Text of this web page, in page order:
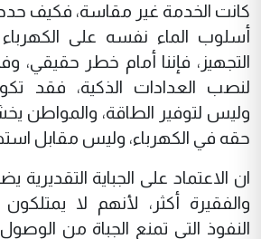
كانت الخدمة غير مقاسة، فكيف
أسلوب الماء نفسه على
التجهيز، فإننا أمام خطر حقيقي،
لنصب العدادات الذكية، فقد تكون
وليس لتوفير الطاقة، والمواطن
حقه في الكهرباء، وليس مقابل
ان الاعتماد على الجباية
والفقيرة أكثر، لأنهم لا
النفوذ التي تمنع الجباة من